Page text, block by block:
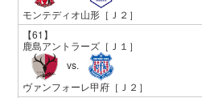
モンテディオ山形 ［Ｊ２］
【61】
鹿島アントラーズ ［Ｊ１］
vs.
ヴァンフォーレ甲府 ［Ｊ２］